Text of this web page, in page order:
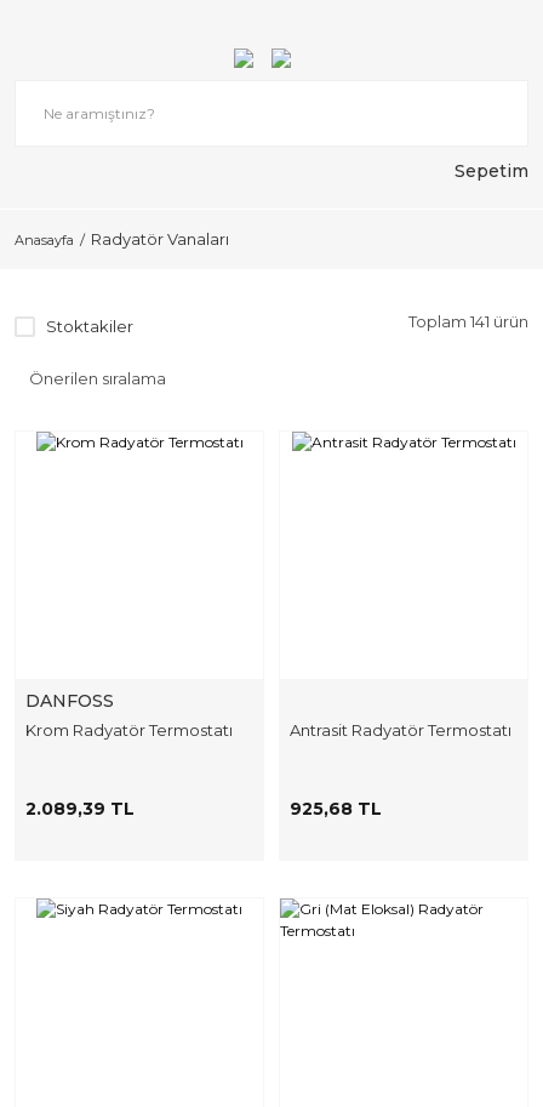
Sepetim
Anasayfa Radyatör Vanaları
Stoktakiler Toplam 141 ürün
DANFOSS
Krom Radyatör Termostatı
2.089,39 TL
Antrasit Radyatör Termostatı
925,68 TL